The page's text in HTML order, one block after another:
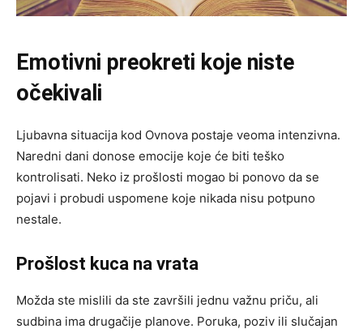
Emotivni preokreti koje niste
očekivali
Ljubavna situacija kod Ovnova postaje veoma intenzivna.
Naredni dani donose emocije koje će biti teško
kontrolisati. Neko iz prošlosti mogao bi ponovo da se
pojavi i probudi uspomene koje nikada nisu potpuno
nestale.
Prošlost kuca na vrata
Možda ste mislili da ste završili jednu važnu priču, ali
sudbina ima drugačije planove. Poruka, poziv ili slučajan